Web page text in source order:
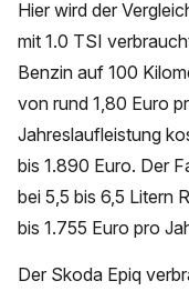
Hier wird der
mit 1.0 TSI
Benzin auf 100
von rund 1,80 Euro
Jahreslaufleistung
bis 1.890 Euro. Der
bei 5,5 bis 6,5 Litern
bis 1.755 Euro pro
Der Skoda Epiq